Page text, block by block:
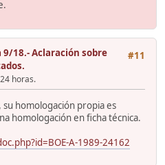
#11
18.- Aclaración sobre
horas.
homologación propia es
homologación en ficha técnica.
A-1989-24162